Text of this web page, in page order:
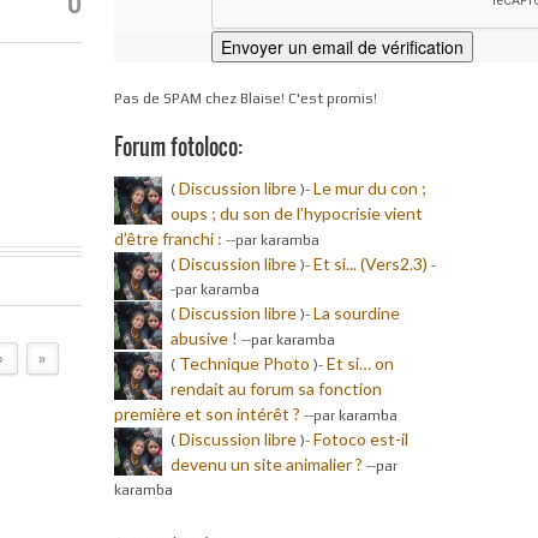
› »
Pas de SPAM chez Blaise! C'est promis!
Forum fotoloco:
( Discussion libre)- Le mur du con ;
oups ; du son de l’hypocrisie vient
d’être franchi : --par karamba
( Discussion libre)- Et si... (Vers2.3) -
-par karamba
( Discussion libre)- La sourdine
abusive ! --par karamba
( Technique Photo )- Et si… on
rendait au forum sa fonction
première et son intérêt ? --par karamba
( Discussion libre)- Fotoco est-il
devenu un site animalier ? --par
karamba